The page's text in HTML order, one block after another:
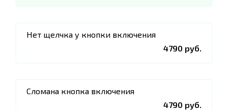
Нет щелчка у кнопки включения
4790 руб.
Сломана кнопка включения
4790 руб.